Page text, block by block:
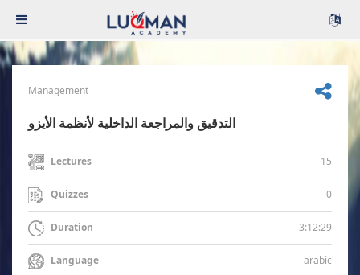
Management
التدقيق والمراجعة الداخلية لأنظمة الأيزو
Lectures 15
Quizzes 0
Duration 3:12:29
Language arabic